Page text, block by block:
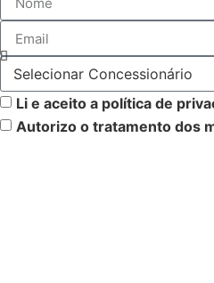
Li e aceito a política de
Autorizo o tratamento dos